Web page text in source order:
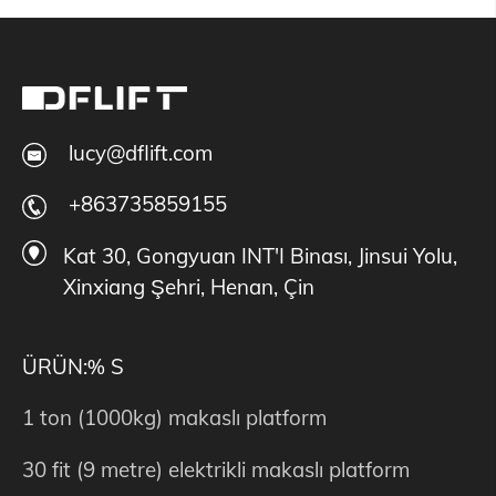
lucy@dflift.com
+863735859155
Kat 30, Gongyuan INT'I Binası, Jinsui Yolu,
Xinxiang Şehri, Henan, Çin
ÜRÜN:% S
1 ton (1000kg) makaslı platform
30 fit (9 metre) elektrikli makaslı platform